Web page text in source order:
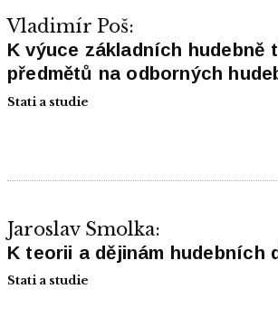
Vladimír Poš:
K výuce základních hudebně
předmětů na odborných
Stati a studie
Jaroslav Smolka:
K teorii a dějinám hudebních
Stati a studie